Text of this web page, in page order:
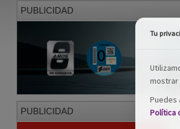
PUBLICIDAD
PUBLICIDAD
Tu
mostrar
Puedes
Política